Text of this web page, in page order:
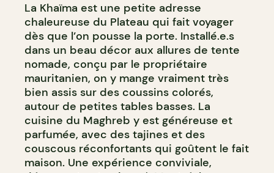
La Khaïma est une petite adresse
chaleureuse du Plateau qui fait voyager
dès que l’on pousse la porte. Installé.e.s
dans un beau décor aux allures de tente
nomade, conçu par le propriétaire
mauritanien, on y mange vraiment très
bien assis sur des coussins colorés,
autour de petites tables basses. La
cuisine du Maghreb y est généreuse et
parfumée, avec des tajines et des
couscous réconfortants qui goûtent le fait
maison. Une expérience conviviale,